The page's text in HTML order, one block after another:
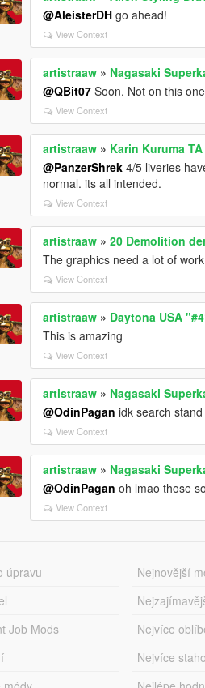
@AleisterDH go ahead!
View Context
artistraaw » Nagasaki
@QBit07 Soon. Not on this
View Context
artistraaw » Karin Kuruma
@PanzerShrek 4/5 liveries
normal. its all intended.
View Context
artistraaw »20 Demolition
The graphics need a lot of work
View Context
artistraaw » Daytona USA
This is amazing
View Context
artistraaw » Nagasaki
@OdinPagan idk search stand
View Context
artistraaw » Nagasaki
@OdinPagan oh lmao those
View Context
úpravu
Job Mods
Nejnovější
Nejvíce
Nejvíce